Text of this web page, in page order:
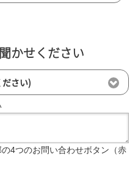
かせください
ださい)
4つのお問い合わせボタン（赤